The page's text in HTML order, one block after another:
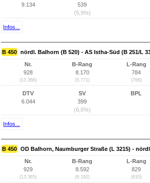
9.134
539
(5,9%)
Infos...
B 450 nördl. Balhorn (B 520) - AS Istha-Süd (B 251/L
Nr.
928
(13.366)
B-Rang
8.170
(5.771)
L-Rang
784
(766)
DTV
6.044
SV
399
(6,6%)
BPL
Infos...
B 450 OD Balhorn, Naumburger Straße (L 3215) -
Nr.
929
(13.365)
B-Rang
8.592
(6.192)
L-Rang
829
(810)